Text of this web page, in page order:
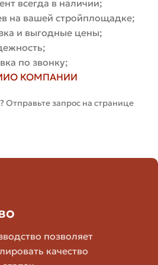
— силикатный кирпич часто
выбором.
— экономия массы
в производстве. Он дешевле
кладке: меньше расход
теплотехнические
поэтому такие кирпичи
стен и лёгких
или несущих конструкций
варианты или комбинируют
всегда в наличии;
на вашей стройплощадке;
и выгодные цены;
по звонку;
О КОМПАНИИ
Отправьте запрос на странице
позволяет
качество